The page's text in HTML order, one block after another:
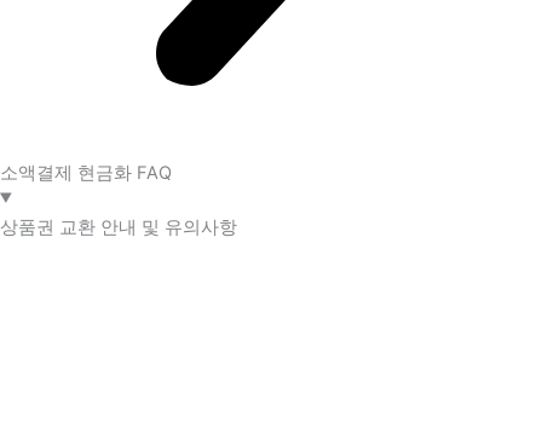
소액결제 현금화 FAQ​
상품권 교환 안내 및 유의사항